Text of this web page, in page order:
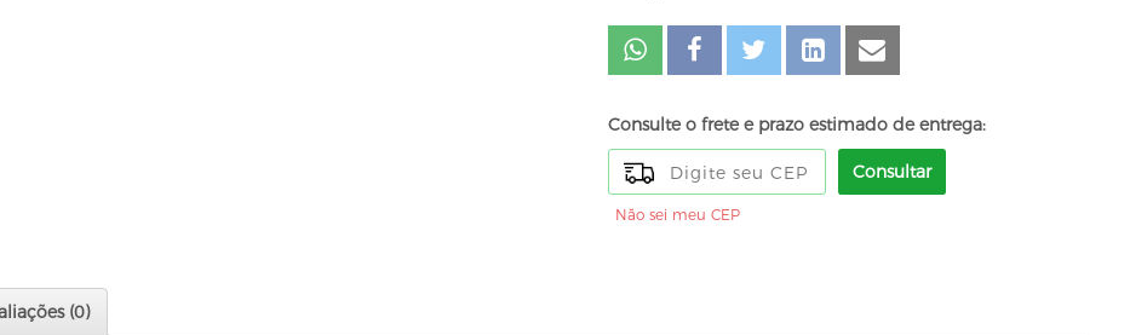
Consulte o frete e prazo estimado de entrega:
Consultar
Não sei meu CEP
(0)